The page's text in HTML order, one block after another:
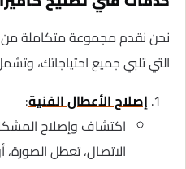
نحن نقدم مجموعة متكاملة من
التي تلبي جميع احتياجاتك،
إصلاح الأعطال الفنية:
اكتشاف وإصلاح
الاتصال، تعطل